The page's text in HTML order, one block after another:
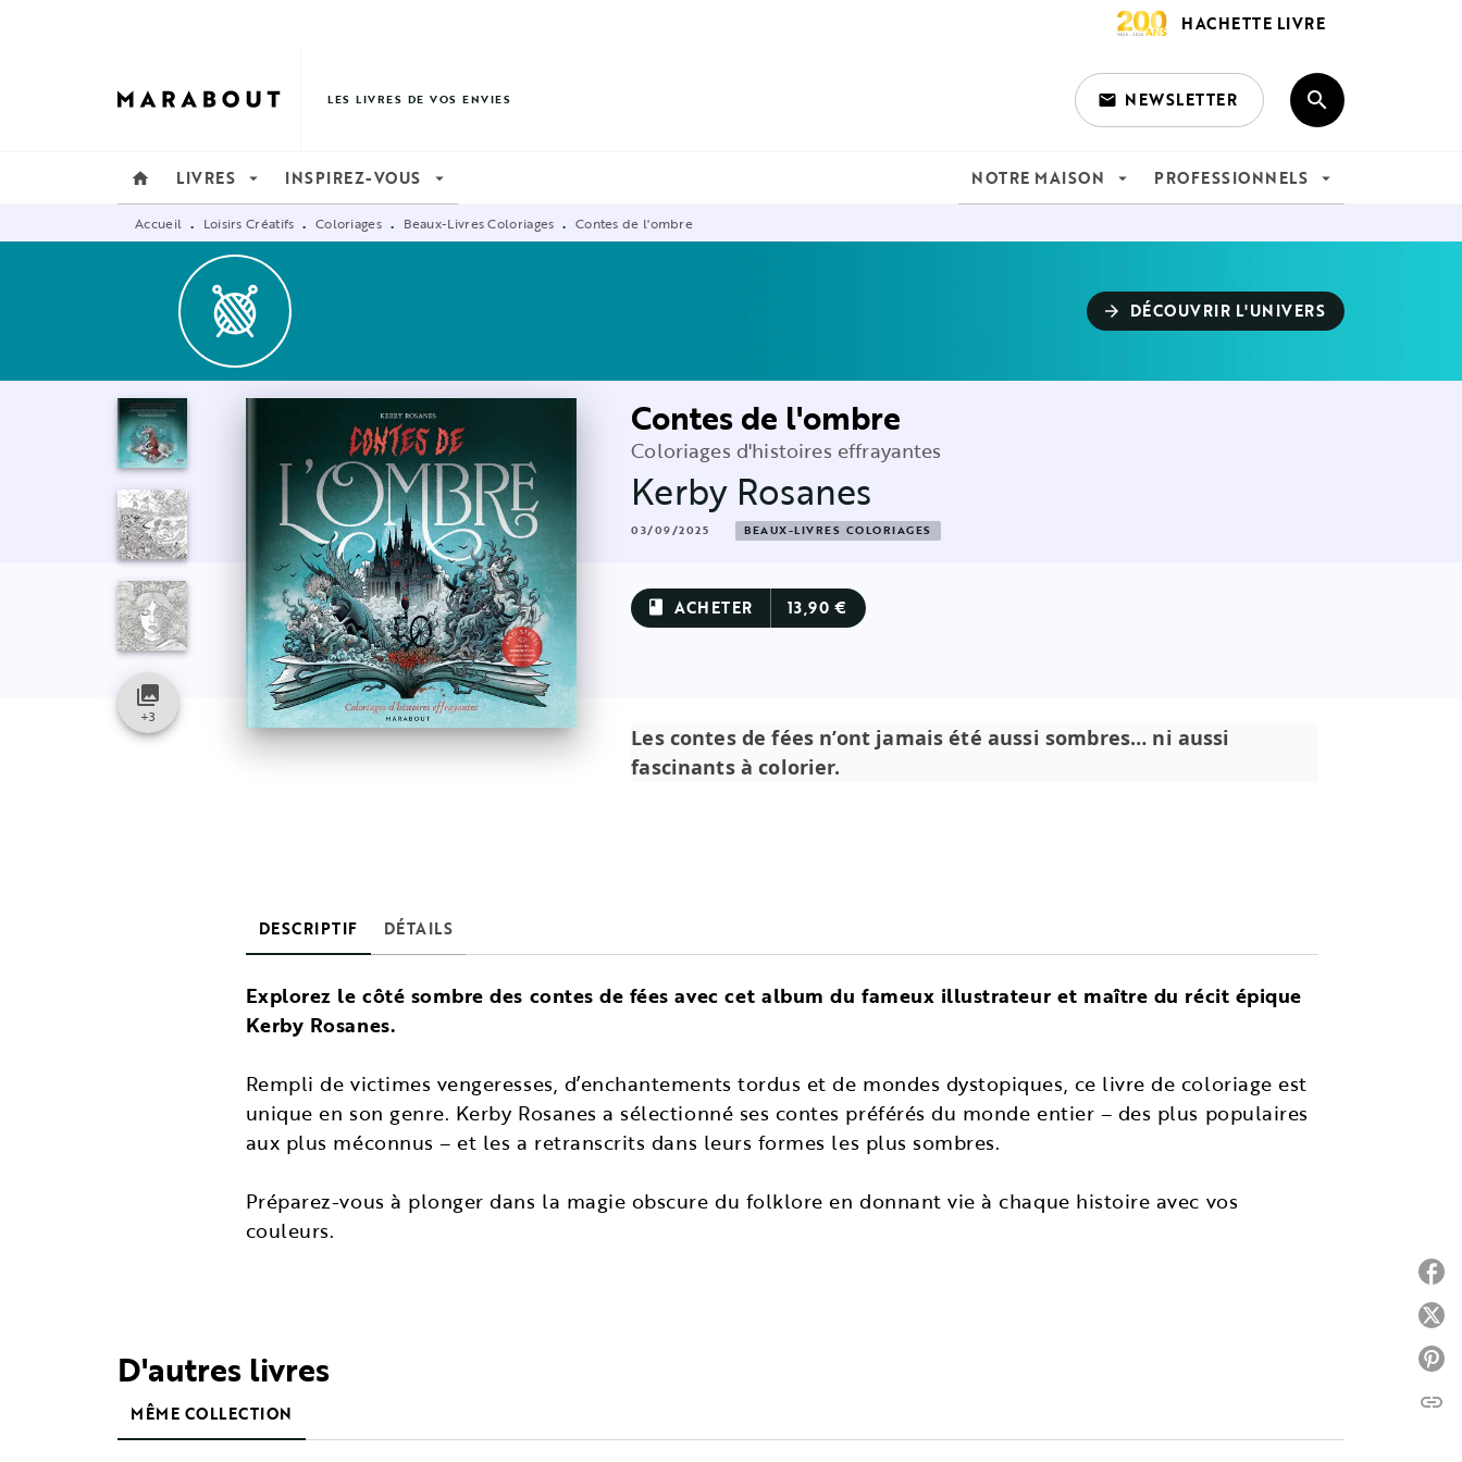
HACHETTE LIVRE
LES LIVRES DE VOS ENVIES email NEWSLETTER search
home LIVRES arrow_drop_down INSPIREZ-VOUS arrow_drop_down NOTRE MAISON arrow_drop_down PROFESSIONNELS arrow_drop_down
Accueil • Loisirs Créatifs • Coloriages • Beaux-Livres Coloriages • Contes de l'ombre
arrow_forward DÉCOUVRIR L'UNIVERS
Contes de l'ombre
Coloriages d'histoires effrayantes
Kerby Rosanes
03/09/2025 BEAUX-LIVRES COLORIAGES
book ACHETER 13,90 €
Les contes de fées n’ont jamais été aussi sombres… ni aussi
fascinants à colorier.
collections
+3
DESCRIPTIF DÉTAILS
Explorez le côté sombre des contes de fées avec cet album du fameux illustrateur et maître du récit épique
Kerby Rosanes.
Rempli de victimes vengeresses, d’enchantements tordus et de mondes dystopiques, ce livre de coloriage est
unique en son genre. Kerby Rosanes a sélectionné ses contes préférés du monde entier – des plus populaires
aux plus méconnus – et les a retranscrits dans leurs formes les plus sombres.
Préparez-vous à plonger dans la magie obscure du folklore en donnant vie à chaque histoire avec vos
couleurs.
D'autres livres
MÊME COLLECTION link